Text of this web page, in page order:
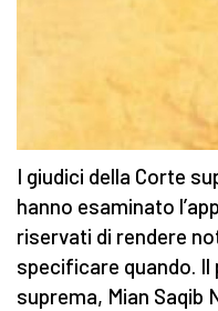
I giudici della Corte
hanno esaminato
riservati di rendere
specificare quando. Il
suprema, Mian Saqib